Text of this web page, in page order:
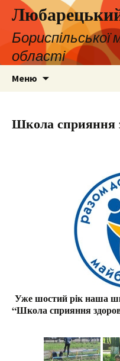
Бориспільської
області
Меню
Школа сприяння
Уже шостий рік наша
“Школа сприяння